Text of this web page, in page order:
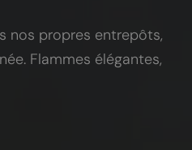
nos propres entrepôts,
Flammes élégantes,